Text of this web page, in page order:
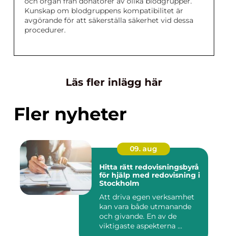
Kunskap om blodgruppens kompatibilitet är
avgörande för att säkerställa säkerhet vid dessa
procedurer.
Läs fler inlägg här
Fler nyheter
09. aug
Hitta rätt redovisningsbyrå
för hjälp med redovisning i
Stockholm
Att driva egen verksamhet
kan vara både utmanande
och givande. En av de
viktigaste aspekterna ...